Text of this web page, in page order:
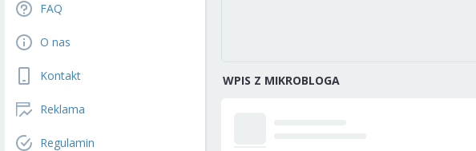
FAQ
O nas
Kontakt
Reklama
Regulamin
WPIS Z MIKROBLOGA